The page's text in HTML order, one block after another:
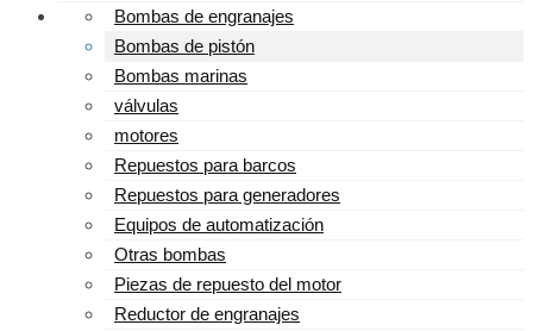
Bombas de engranajes
Bombas de pistón
Bombas marinas
válvulas
motores
Repuestos para barcos
Repuestos para generadores
Equipos de automatización
Otras bombas
Piezas de repuesto del motor
Reductor de engranajes